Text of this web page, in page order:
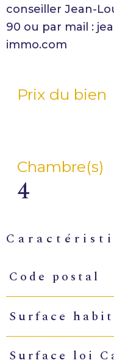
conseiller Jean-
90 ou par mail :
Prix du bien
Chambre(s)
4
Caractéristiques
Code postal
Surface
Surface loi